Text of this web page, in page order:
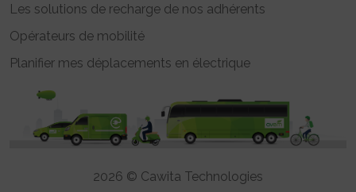
Les solutions de recharge de nos adhérents
Opérateurs de mobilité
Planifier mes déplacements en électrique
2026 © Cawita Technologies